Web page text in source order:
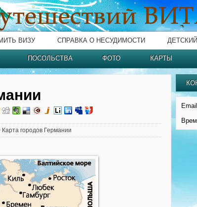
ВИЗУ СПРАВКА О НЕСУДИМОСТИ
ПОСОЛЬСТВА ФОТО КАРТЫ
Карта городов Германии